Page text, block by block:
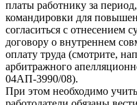
платы работнику за
командировки для
согласиться с отнесением
договору о внутреннем
оплату труда (смотрите,
арбитражного
04АП-3990/08).
При этом необходимо